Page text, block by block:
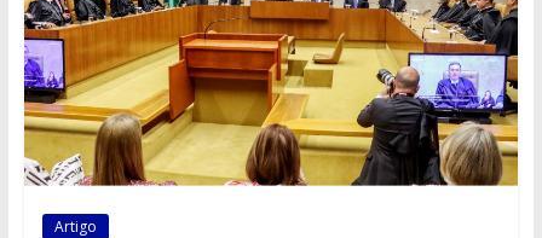
Artigo